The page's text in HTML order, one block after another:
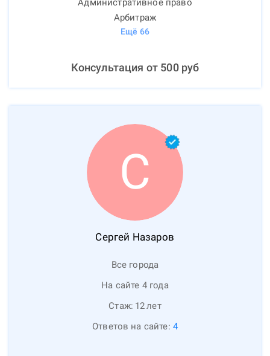
Административное право
Арбитраж
Ещё 66
Консультация от 500руб
С
Сергей Назаров
Все города
На сайте 4 года
Стаж: 12лет
Ответов на сайте: 4